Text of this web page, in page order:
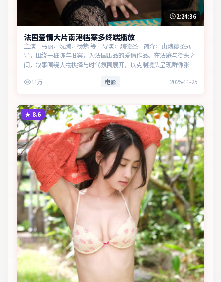
2:24:36
法国爱情大片南港档案多终端播放
主演：马丽、沈腾、杨紫 等 导演：魏德圣 简介：由魏德圣执
导，围绕一桩陈年旧案，为法国出品的爱情作品。在法庭与街头之
间，叙事围绕人物抉择与时代氛围展开，以克制镜头呈现群像张
11万 电影 2025-11-25
★ 8.6